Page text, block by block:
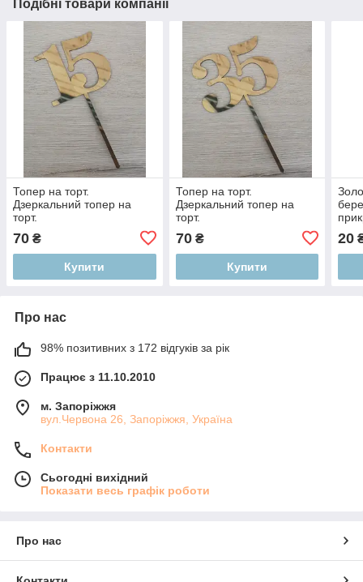
Подібні товари компанії
Топер на торт.
Дзеркальний топер на
торт.
70 ₴
Купити
Топер на торт.
Дзеркальний топер на
торт.
70₴
Купити
20
Про нас
98% позитивних з 172 відгуків за рік
Працює з 11.10.2010
м. Запоріжжя
вул.Червона 26, Запоріжжя, Україна
Контакти
Сьогодні вихідний
Показати весь графік роботи
Про нас